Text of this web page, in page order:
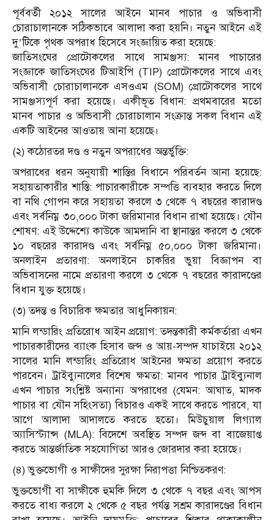
পূর্ববর্তী ২০১২ সালের আইনে মানব পাচার ও অভিবাসী
চোরাচালানকে সঠিকভাবে আলাদা করা হয়নি। নতুন আইনে এই
দু’টিকে পৃথক অপরাধ হিসেবে সংজ্ঞায়িত করা হয়েছে:
জাতিসংঘের প্রোটোকলের সাথে সামঞ্জস্য: মানব পাচারের
সংজ্ঞাকে জাতিসংঘের টিআইপি (TIP) প্রোটোকলের সাথে এবং
অভিবাসী চোরাচালানকে এসওএম (SOM) প্রোটোকলের সাথে
সামঞ্জস্যপূর্ণ করা হয়েছে। একীভূত বিধান: প্রথমবারের মতো
মানব পাচার ও অভিবাসী চোরাচালান সংক্রান্ত সকল বিধান এই
একটি আইনের আওতায় আনা হয়েছে।
(২) কঠোরতর দণ্ড ও নতুন অপরাধের অন্তর্ভুক্তি:
অপরাধের ধরন অনুযায়ী শাস্তির বিধানে পরিবর্তন আনা হয়েছে:
সহায়তাকারীর শাস্তি: পাচারকারীকে সম্পত্তি ব্যবহার করতে দিলে
বা নথি গোপন করে সহায়তা করলে ৩ থেকে ৭ বছরের কারাদণ্ড
এবং সর্বনিম্ন ৩০,০০০ টাকা জরিমানার বিধান রাখা হয়েছে। যৌন
শোষণ: এই উদ্দেশ্যে কাউকে আমদানি বা স্থানান্তর করলে ৩ থেকে
১০ বছরের কারাদণ্ড এবং সর্বনিম্ন ৫০,০০০ টাকা জরিমানা।
অনলাইন প্রতারণা: অনলাইনে চাকরির ভুয়া বিজ্ঞাপন বা
অভিবাসনের নামে প্রতারণা করলে ৩ থেকে ৭ বছরের কারাদণ্ডের
বিধান যুক্ত হয়েছে।
(৩) তদন্ত ও বিচারিক ক্ষমতার আধুনিকায়ন:
মানি লন্ডারিং প্রতিরোধ আইন প্রয়োগ: তদন্তকারী কর্মকর্তারা এখন
পাচারকারীদের ব্যাংক হিসাব জব্দ ও আয়-সম্পদ যাচাইয়ে ২০১২
সালের মানি লন্ডারিং প্রতিরোধ আইনের ক্ষমতা প্রয়োগ করতে
পারবেন। ট্রাইব্যুনালের বিশেষ ক্ষমতা: মানব পাচার ট্রাইব্যুনাল
এখন পাচার সংশ্লিষ্ট অন্যান্য অপরাধের (যেমন: আঘাত, মাদক
পাচার বা যৌন সহিংসতা) বিচারও একই সাথে করতে পারবে, যা
আগে আলাদা আদালতে করতে হতো। মিউচুয়াল লিগ্যাল
অ্যাসিস্ট্যান্স (MLA): বিদেশে অবস্থিত সম্পদ জব্দ বা বাজেয়াপ্ত
করতে আন্তর্জাতিক সহযোগিতা আরও জোরদার করা হয়েছে।
(৪) ভুক্তভোগী ও সাক্ষীদের সুরক্ষা নিরাপত্তা নিশ্চিতকরণ:
ভুক্তভোগী বা সাক্ষীকে হুমকি দিলে ৩ থেকে ৭ বছর এবং আপস
করতে বাধ্য করলে ২ থেকে ৫ বছর পর্যন্ত সশ্রম কারাদণ্ডের বিধান